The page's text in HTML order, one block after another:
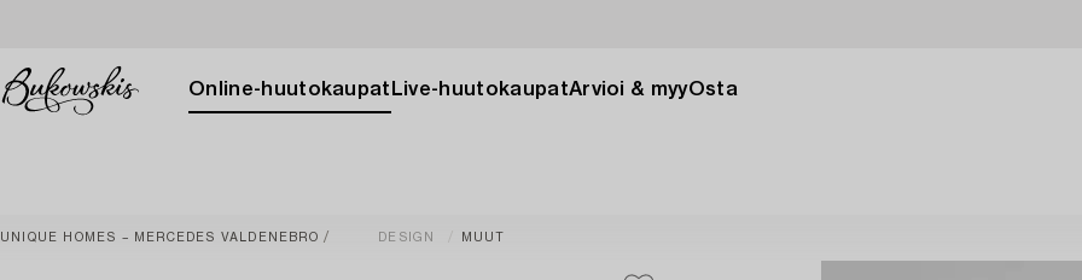
Online-huutokaupat Live-huutokaupatArvioi & myyOsta
UNIQUE HOMES – MERCEDES VALDENEBRO DESIGN MUUT